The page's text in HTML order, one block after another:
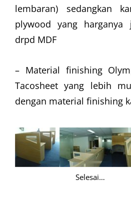
lembaran) sedangkan
plywood yang
drpd MDF
– Material finishing
Tacosheet yang lebih
dengan material finishing
Selesai…